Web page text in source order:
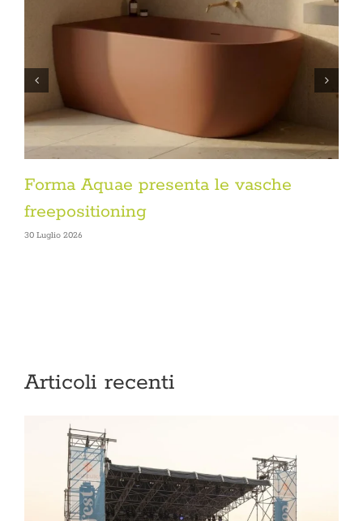
Forma Aquae presenta le vasche
freepositioning
30 Luglio 2026
Articoli recenti